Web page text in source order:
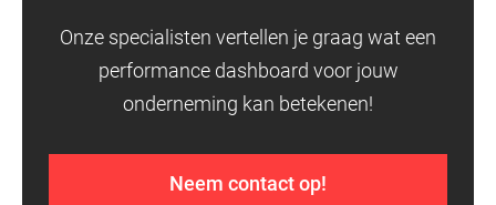
Onze specialisten vertellen je graag wat een
performance dashboard voor jouw
onderneming kan betekenen!
Neem contact op!